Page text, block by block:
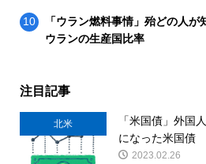
「ウラン燃料事情」殆どの人が
ウランの生産国比率
注目記事
北米
「米国債」外国
になった米国債
2023.02.26